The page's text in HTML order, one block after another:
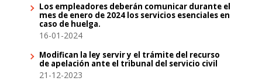
Los empleadores deberán comunicar durante el
mes de enero de 2024 los servicios esenciales en
caso de huelga.
16-01-2024
Modifican la ley servir y el trámite del recurso
de apelación ante el tribunal del servicio civil
21-12-2023